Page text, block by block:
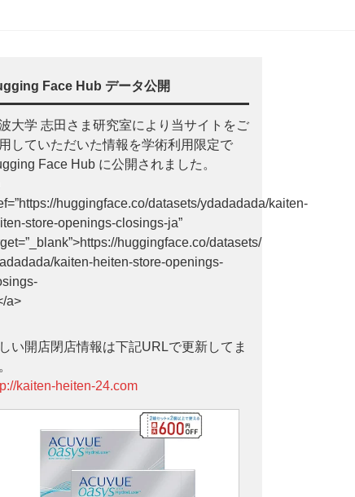
Face Hub データ公開
大学 志田さま研究室により当サイトをご
していただいた情報を学術利用限定で
Face Hub に公開されました。
huggingface.co/datasets/ydadadada/kaiten-
store-openings-closings-ja”
huggingface.co/datasets/
kaiten-heiten-store-openings-
a>
い開店閉店情報は下記URLで更新してま
kaiten-heiten-24.com